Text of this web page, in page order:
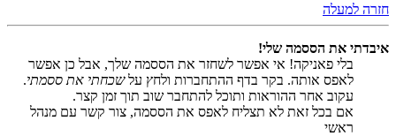
חזרה למעלה
איבדתי את הססמה שלי!
בלי פאניקה! אי אפשר לשחזר את הססמה שלך, אבל כן אפשר
לאפס אותה. בקר בדף ההתחברות ולחץ עלשכחתי את ססמתי.
עקוב אחר ההוראות ותוכל להתחבר שוב תוך זמן קצר.
אם בכל זאת לא תצליח לאפס את הססמה, צור קשר עם מנהל
ראשי